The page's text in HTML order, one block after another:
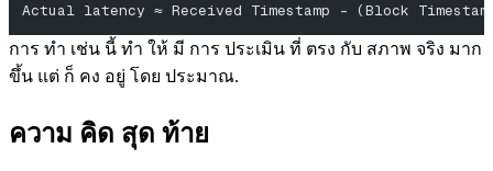
Actual latency ≈ Received Timestamp - (Block
การ ทํา เช่น นี้ ทํา ให้ มี การ ประเมิน ที่ ตรง กับ สภาพ จริง มาก
ขึ้น แต่ ก็ คง อยู่ โดย ประมาณ.
ความ คิด สุด ท้าย